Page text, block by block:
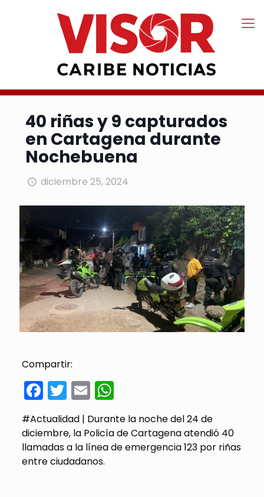
40 riñas y 9 capturados
en Cartagena durante
Nochebuena
diciembre 25, 2024
Compartir:
Facebook
Twitter
EmailWhatsApp
#Actualidad | Durante la noche del 24 de
diciembre, la Policía de Cartagena atendió 40
llamadas a la línea de emergencia 123 por riñas
entre ciudadanos.